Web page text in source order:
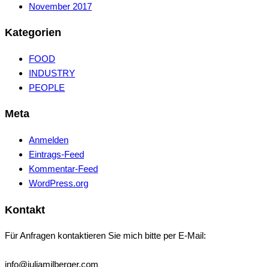
November 2017
Kategorien
FOOD
INDUSTRY
PEOPLE
Meta
Anmelden
Eintrags-Feed
Kommentar-Feed
WordPress.org
Kontakt
Für Anfragen kontaktieren Sie mich bitte per E-Mail:
info@juliamilberger.com